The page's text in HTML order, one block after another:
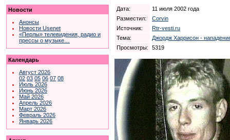
Новости
Анонсы
Новости Usenet
«Перлы» телевидения, радио и
прессы о музыке…
Календарь
Август 2026
02 03 05 06 07 08
Июль 2026
Июнь 2026
Май 2026
Апрель 2026
Март 2026
Февраль 2026
Январь 2026
Дата:
11 июля 2002 года
Разместил:
Corvin
Источник:
Rtr-vesti.ru
Тема:
Джордж Харрисон -
Просмотры:
5319